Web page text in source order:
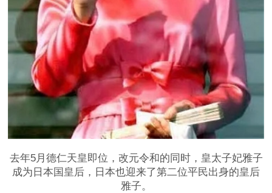
去年5月德仁天皇即位，改元令和的同时，皇太子妃雅子
成为日本国皇后，日本也迎来了第二位平民出身的皇后
雅子。